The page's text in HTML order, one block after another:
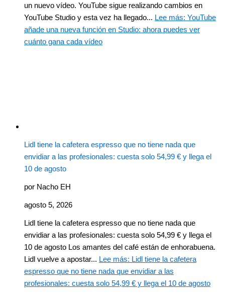
un nuevo vídeo. YouTube sigue realizando cambios en
YouTube Studio y esta vez ha llegado... Lee más: YouTube
añade una nueva función en Studio: ahora puedes ver
cuánto gana cada vídeo
Lidl tiene la cafetera espresso que no tiene nada que
envidiar a las profesionales: cuesta solo 54,99 € y llega el
10 de agosto
por Nacho EH
agosto 5, 2026
Lidl tiene la cafetera espresso que no tiene nada que
envidiar a las profesionales: cuesta solo 54,99 € y llega el
10 de agosto Los amantes del café están de enhorabuena.
Lidl vuelve a apostar... Lee más: Lidl tiene la cafetera
espresso que no tiene nada que envidiar a las
profesionales: cuesta solo 54,99 € y llega el 10 de agosto